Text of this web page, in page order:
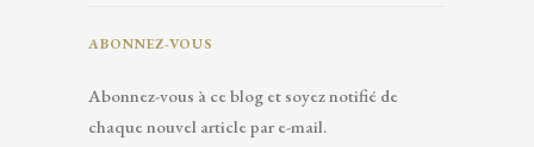
ABONNEZ-VOUS
Abonnez-vous à ce blog et soyez notifié de
chaque nouvel article par e-mail.